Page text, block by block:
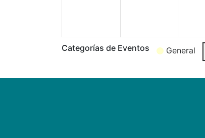
Categorías de Eventos General